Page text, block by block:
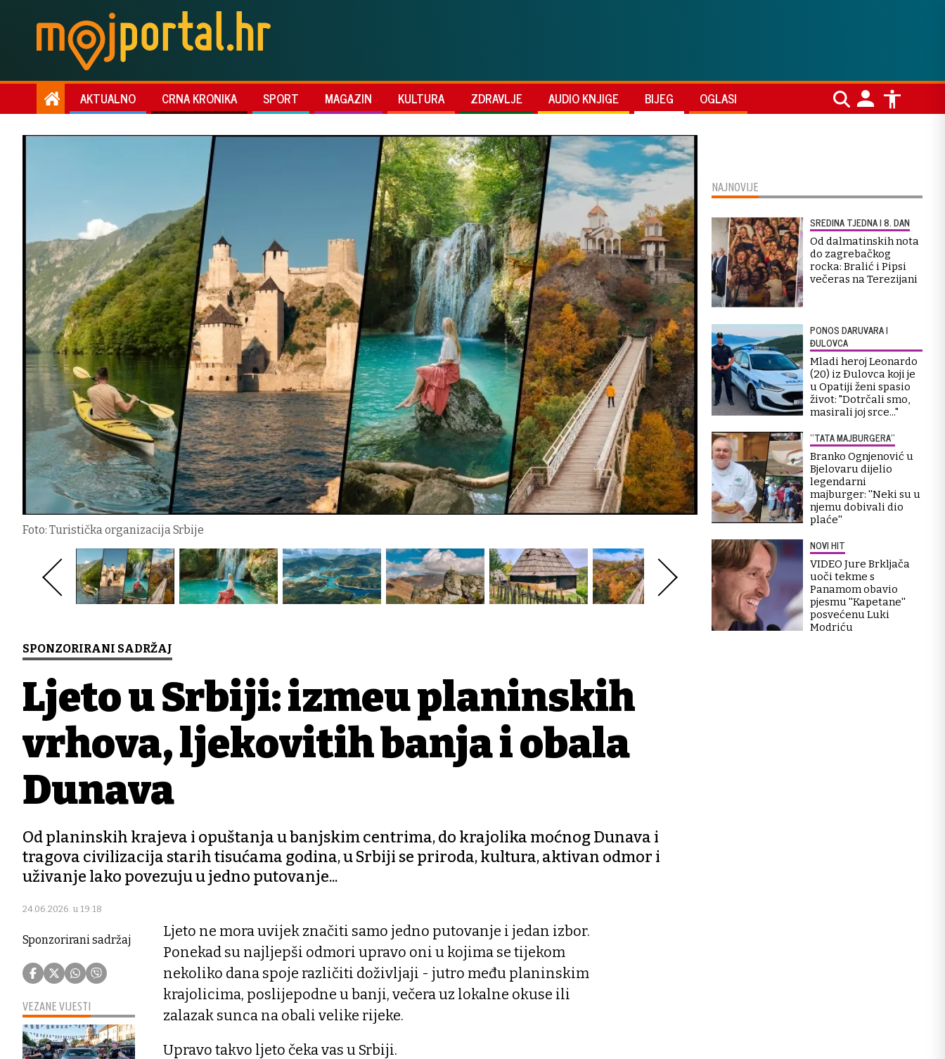
AKTUALNO CRNA KRONIKA SPORT MAGAZIN KULTURA ZDRAVLJE AUDIO KNJIGE BIJEG OGLASI
Foto: Turistička organizacija Srbije
SPONZORIRANI SADRŽAJ
Ljeto u Srbiji: između planinskih
vrhova, ljekovitih banja i obala
Dunava
Od planinskih krajeva i opuštanja u banjskim centrima, do krajolika moćnog Dunava i
tragova civilizacija starih tisućama godina, u Srbiji se priroda, kultura, aktivan odmor i
uživanje lako povezuju u jedno putovanje...
24.06.2026. u 19:18
Sponzorirani sadržaj
VEZANE VIJESTI
Ljeto ne mora uvijek značiti samo jedno putovanje i jedan izbor.
Ponekad su najljepši odmori upravo oni u kojima se tijekom
nekoliko dana spoje različiti doživljaji - jutro među planinskim
krajolicima, poslijepodne u banji, večera uz lokalne okuse ili
zalazak sunca na obali velike rijeke.
Upravo takvo ljeto čeka vas u Srbiji.
NAJNOVIJE
SREDINA TJEDNA I 8. DAN
Od dalmatinskih nota
do zagrebačkog
rocka: Bralić i Pipsi
večeras na Terezijani
PONOS DARUVARA I
ĐULOVCA
Mladi heroj Leonardo
(20) iz Đulovca koji je
u Opatiji ženi spasio
život: "Dotrčali smo,
masirali joj srce..."
''TATA MAJBURGERA''
Branko Ognjenović u
Bjelovaru dijelio
legendarni
majburger: ''Neki su u
njemu dobivali dio
plaće''
NOVI HIT
VIDEO Jure Brkljača
uoči tekme s
Panamom obavio
pjesmu ''Kapetane''
posvećenu Luki
Modriću